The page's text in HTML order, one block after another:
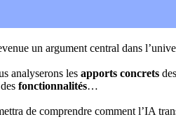
un argument central dans
analyserons les apports concrets des
fonctionnalités…
de comprendre comment l’IA